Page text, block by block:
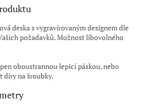
deska s vygravírovaným designem dle
požadavků. Možnost libovolného
oboustrannou lepicí páskou, nebo
díry na šroubky.